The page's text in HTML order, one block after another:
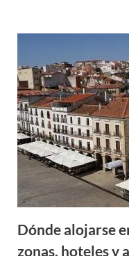
Dónde alojarse
zonas, hoteles y